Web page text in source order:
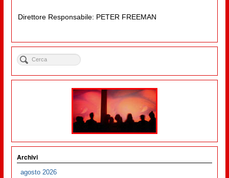
Direttore Responsabile: PETER FREEMAN
Archivi
agosto 2026